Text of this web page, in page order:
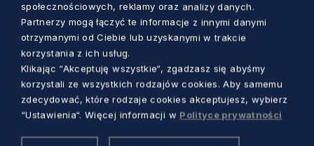
Marcin Szumny
społecznościowych, reklamy oraz analizy danych.
Partnerzy mogą łączyć te informacje z innymi danymi
otrzymanymi od Ciebie lub uzyskanymi w trakcie
korzystania z ich usług.
Klikając “Akceptuję wszystkie“, zgadzasz się abyśmy
korzystali ze wszystkich rodzajów cookies. Aby samemu
zdecydować, które rodzaje cookies akceptujesz, wybierz
“Ustawienia“. Więcej informacji w Polityce prywatności